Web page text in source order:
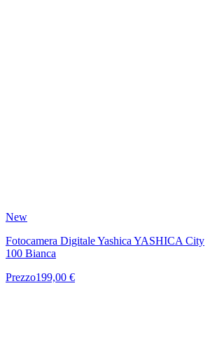
New
Fotocamera Digitale Yashica YASHICA City
100 Bianca
Prezzo199,00 €